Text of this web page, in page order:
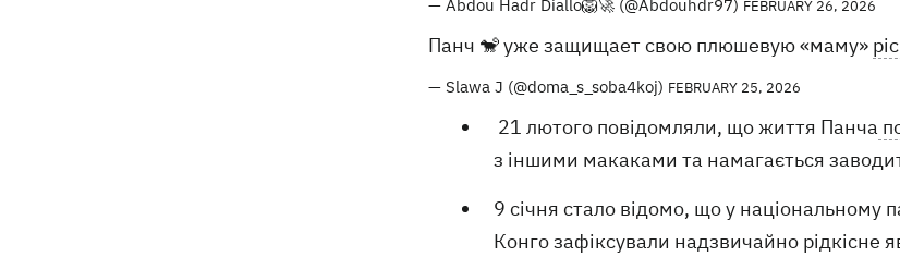
— Abdou Hadr Diallo🦁🚀 (@Abdouhdr97) FEBRUARY 26, 2026
Панч 🐒 уже защищает свою плюшевую «маму»
— Slawa J (@doma_s_soba4koj) FEBRUARY 25, 2026
21 лютого повідомляли, що життя Панча
з іншими макаками та намагається
9 січня стало відомо, що у національному
Конго зафіксували надзвичайно рідкісне